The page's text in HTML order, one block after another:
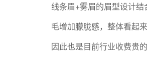
线条眉+雾眉的眉型设计
毛增加朦胧感，整体看起
因此也是目前行业收费贵的